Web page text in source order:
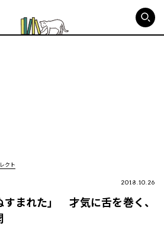
クト
2018.10.26
まれた」 才気に舌を巻く、